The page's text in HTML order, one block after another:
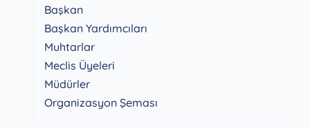
Başkan
Başkan Yardımcıları
Muhtarlar
Meclis Üyeleri
Müdürler
Organizasyon Şeması